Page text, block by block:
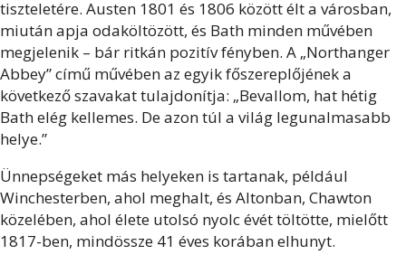
tiszteletére. Austen 1801 és 1806 között élt a városban,
miután apja odaköltözött, és Bath minden művében
megjelenik – bár ritkán pozitív fényben. A „Northanger
Abbey” című művében az egyik főszereplőjének a
következő szavakat tulajdonítja: „Bevallom, hat hétig
Bath elég kellemes. De azon túl a világ legunalmasabb
helye.”
Ünnepségeket más helyeken is tartanak, például
Winchesterben, ahol meghalt, és Altonban, Chawton
közelében, ahol élete utolsó nyolc évét töltötte, mielőtt
1817-ben, mindössze 41 éves korában elhunyt.